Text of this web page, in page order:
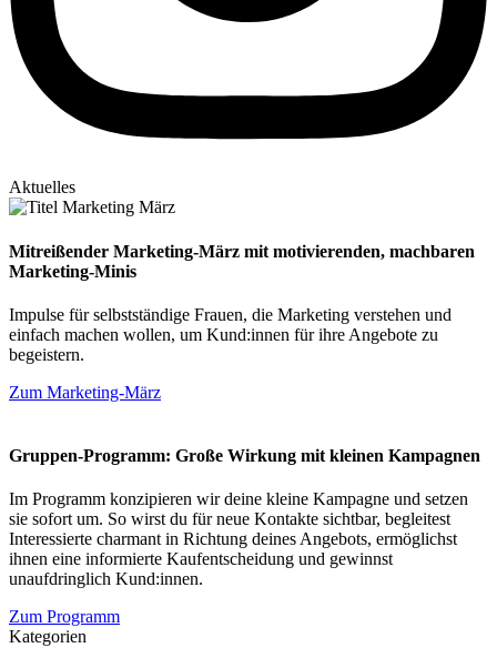
Aktuelles
Mitreißender Marketing-März mit motivierenden, machbaren
Marketing-Minis
Impulse für selbstständige Frauen, die Marketing verstehen und
einfach machen wollen, um Kund:innen für ihre Angebote zu
begeistern.
Zum Marketing-März
Gruppen-Programm: Große Wirkung mit kleinen Kampagnen
Im Programm konzipieren wir deine kleine Kampagne und setzen
sie sofort um. So wirst du für neue Kontakte sichtbar, begleitest
Interessierte charmant in Richtung deines Angebots, ermöglichst
ihnen eine informierte Kaufentscheidung und gewinnst
unaufdringlich Kund:innen.
Zum Programm
Kategorien